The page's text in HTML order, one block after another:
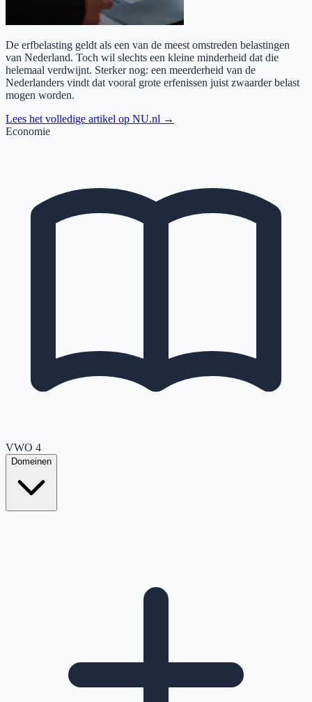
De erfbelasting geldt als een van de meest omstreden belastingen
van Nederland. Toch wil slechts een kleine minderheid dat die
helemaal verdwijnt. Sterker nog: een meerderheid van de
Nederlanders vindt dat vooral grote erfenissen juist zwaarder belast
mogen worden.
Lees het volledige artikel op NU.nl →
Economie
VWO 4
Domeinen